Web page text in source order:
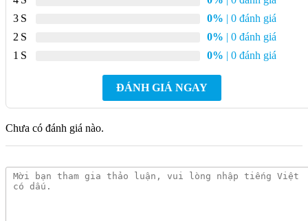
Ưu Điểm Nổi Bật Của Vòi Sen Tắm
Kích thước nhỏ gọn:150mm x 330mm, phù hợp cho mọi
Chất liệu cao cấp:
Đồng thau mạ Niken Chrome dày gấp 3
3
0% | 0 đánh giá
2
0% | 0 đánh giá
1
0% | 0 đánh giá
ĐÁNH GIÁ NGAY
Chưa có đánh giá nào.